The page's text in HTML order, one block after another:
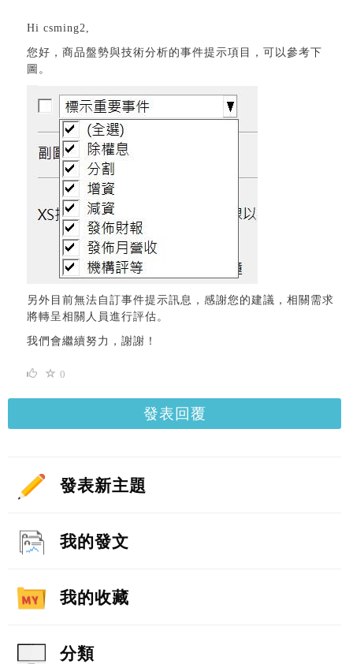
Hi csming2,
您好，商品盤勢與技術分析的事件提示項目，可以參考下
圖。
另外目前無法自訂事件提示訊息，感謝您的建議，相關需求
將轉呈相關人員進行評估。
我們會繼續努力，謝謝！
0
發表回覆
發表新主題
我的發文
我的收藏
分類